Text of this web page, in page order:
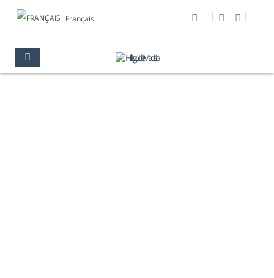
Français